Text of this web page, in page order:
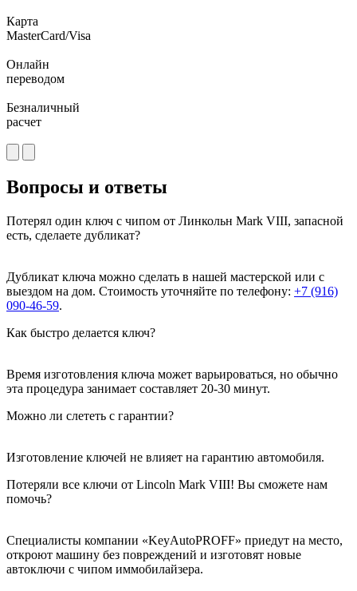
Карта
MasterCard/Visa
Онлайн
переводом
Безналичный
расчет
Вопросы и ответы
Потерял один ключ с чипом от Линкольн Mark VIII, запасной
есть, сделаете дубликат?
Дубликат ключа можно сделать в нашей мастерской или с
выездом на дом. Стоимость уточняйте по телефону: +7 (916)
090-46-59.
Как быстро делается ключ?
Время изготовления ключа может варьироваться, но обычно
эта процедура занимает составляет 20-30 минут.
Можно ли слететь с гарантии?
Изготовление ключей не влияет на гарантию автомобиля.
Потеряли все ключи от Lincoln Mark VIII! Вы сможете нам
помочь?
Специалисты компании «KeyAutoPROFF» приедут на место,
откроют машину без повреждений и изготовят новые
автоключи с чипом иммобилайзера.